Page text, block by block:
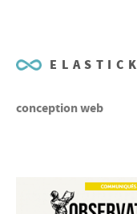
ELASTICK
conception web